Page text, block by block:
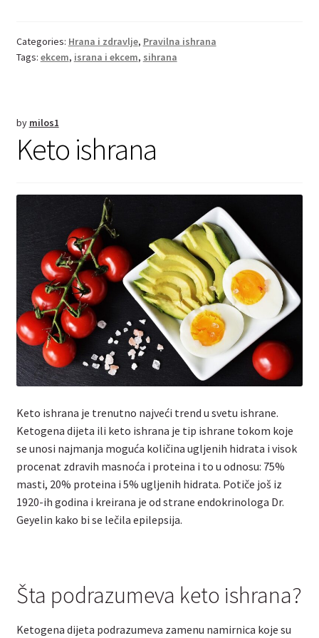
Categories: Hrana i zdravlje, Pravilna ishrana
Tags: ekcem, israna i ekcem, sihrana
by milos1
Keto ishrana
Keto ishrana je trenutno najveći trend u svetu ishrane.
Ketogena dijeta ili keto ishrana je tip ishrane tokom koje
se unosi najmanja moguća količina ugljenih hidrata i visok
procenat zdravih masnoća i proteina i to u odnosu: 75%
masti, 20% proteina i 5% ugljenih hidrata. Potiče još iz
1920-ih godina i kreirana je od strane endokrinologa Dr.
Geyelin kako bi se lečila epilepsija.
Šta podrazumeva keto ishrana?
Ketogena dijeta podrazumeva zamenu namirnica koje su